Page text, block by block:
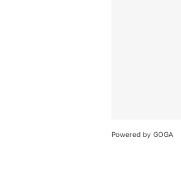
Powered by GOGA